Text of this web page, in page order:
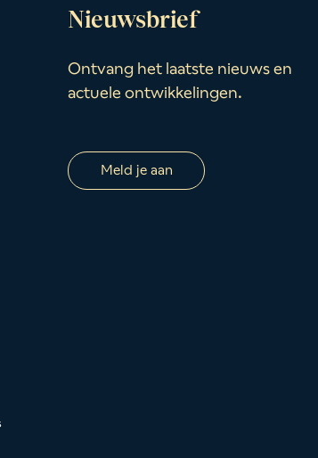
Nieuwsbrief
Ontvang het laatste nieuws en
actuele ontwikkelingen.
Meld je aan